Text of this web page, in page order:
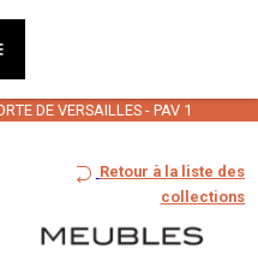
DE VERSAILLES - PAV 1
Retour à la liste des
collections